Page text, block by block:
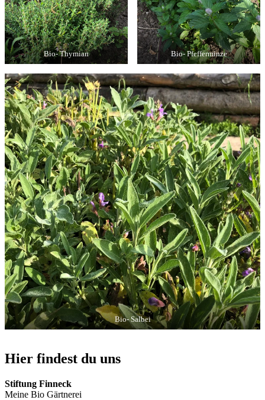
Bio- Thymian Bio- Pfefferminze
Bio- Salbei
Hier findest du uns
Stiftung Finneck
Meine Bio Gärtnerei